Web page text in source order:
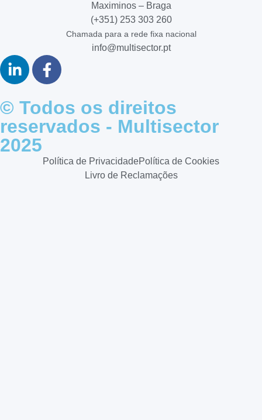
Maximinos – Braga
(+351) 253 303 260
Chamada para a rede fixa nacional
info@multisector.pt
© Todos os direitos
reservados - Multisector
2025
Política de PrivacidadePolítica de Cookies
Livro de Reclamações